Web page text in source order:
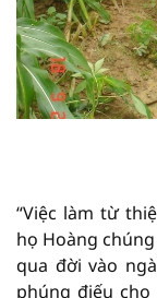
“Việc làm từ
họ Hoàng
qua đời vào
phúng điếu